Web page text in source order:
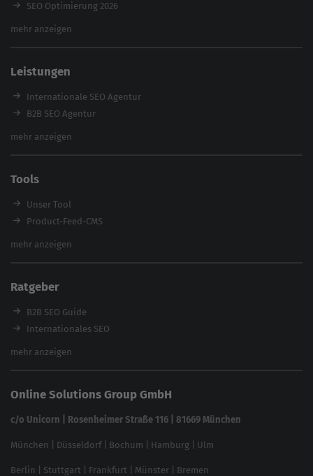
SEO Optimierung 2026
Backlink-Audit 2026
Referenzen
E-Books
Magazin
mehr anzeigen
Leistungen
Internationale SEO Agentur
B2B SEO Agentur
Inhouse SEO Agentur
Enterprise SEO Agentur
Workshops
mehr anzeigen
Tools
Unser Tool
Product-Feed-CMS
Website Analyse
Backlink-Check
Ladezeiten-Check
Brand Protection Tool
Website SEO Check
feed2content.ai
mehr anzeigen
Ratgeber
B2B SEO Guide
Internationales SEO
eCommerce SEO
In ChatGPT gefunden werden
Linkbuilding 2025
Local SEO
SEO für Online Shops
mehr anzeigen
Online Solutions Group GmbH
c/o Unicorn | Rosenheimer Straße 116 | 81669 München
München Düsseldorf| Bochum Hamburg Ulm
Berlin Stuttgart Frankfurt Münster Bremen